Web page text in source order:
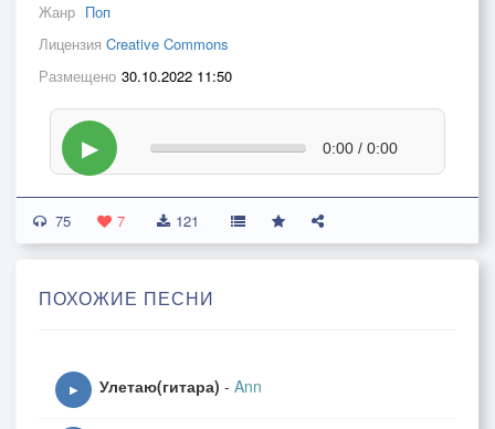
Жанр Поп
Лицензия Creative Commons
Размещено 30.10.2022 11:50
▶ 0:00 / 0:00
75 7 121
ПОХОЖИЕ ПЕСНИ
▶ Улетаю(гитара) - Ann